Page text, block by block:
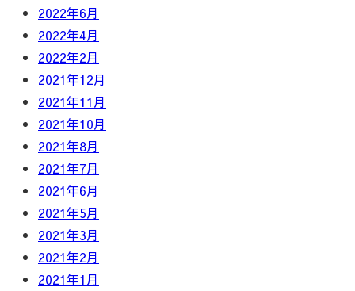
2022年6月
2022年4月
2022年2月
2021年12月
2021年11月
2021年10月
2021年8月
2021年7月
2021年6月
2021年5月
2021年3月
2021年2月
2021年1月